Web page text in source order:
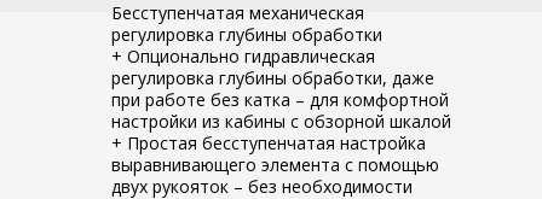
Бесступенчатая механическая
регулировка глубины обработки
+ Опционально гидравлическая
регулировка глубины обработки, даже
при работе без катка – для комфортной
настройки из кабины с обзорной шкалой
+ Простая бесступенчатая настройка
выравнивающего элемента с помощью
двух рукояток – без необходимости